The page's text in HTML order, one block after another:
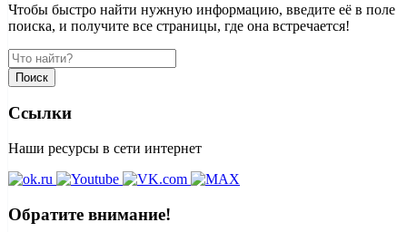
Чтобы быстро найти нужную информацию, введите её в поле
поиска, и получите все страницы, где она встречается!
Поиск
Ссылки
Наши ресурсы в сети интернет
Обратите внимание!